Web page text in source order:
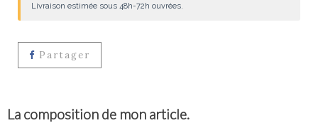
Livraison estimée sous 48h-72h ouvrées.
Partager
La composition de mon article.